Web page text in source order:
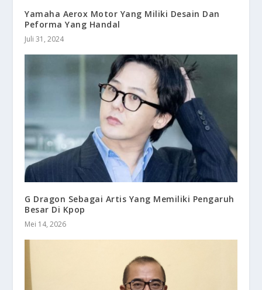
Yamaha Aerox Motor Yang Miliki Desain Dan
Peforma Yang Handal
Juli 31, 2024
G Dragon Sebagai Artis Yang Memiliki Pengaruh
Besar Di Kpop
Mei 14, 2026